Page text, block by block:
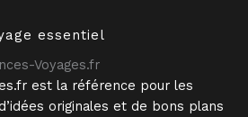
essentiel
Voyages.fr
est la référence pour les
originales et de bons plans